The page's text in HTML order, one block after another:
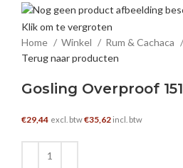
Klik om te vergroten
Home
Winkel Rum & Cachaca
Terug naar producten
Gosling Overproof 151
€29,44 excl. btw€35,62 incl. btw